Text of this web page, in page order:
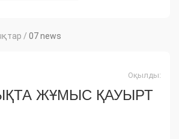
/ 07 news
Оқылды:
ЖҰМЫС ҚАУЫРТ